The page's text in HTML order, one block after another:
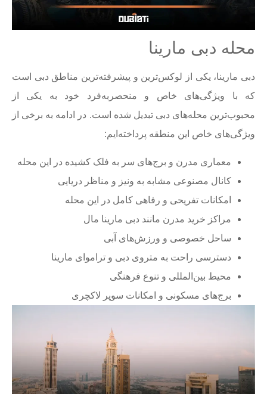
محله دبی مارینا
دبی مارینا، یکی از لوکس‌ترین و پیشرفته‌ترین مناطق دبی است
که با ویژگی‌های خاص و منحصر‌به‌فرد خود به یکی از
محبوب‌ترین محله‌های دبی تبدیل شده است. در ادامه به برخی از
ویژگی‌های خاص این منطقه پرداخته‌ایم:
معماری مدرن و برج‌های سر به فلک کشیده در این محله
کانال مصنوعی مشابه به ونیز و مناظر دریایی
امکانات تفریحی و رفاهی کامل در این محله
مراکز خرید مدرن مانند دبی مارینا مال
ساحل خصوصی و ورزش‌های آبی
دسترسی راحت به متروی دبی و تراموای مارینا
محیط بین‌المللی و تنوع فرهنگی
برج‌های مسکونی و امکانات سوپر لاکچری